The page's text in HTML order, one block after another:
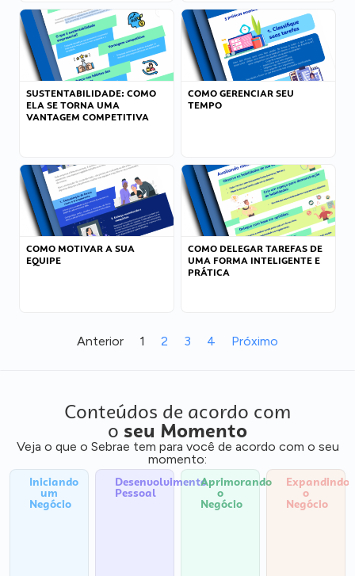
SUSTENTABILIDADE: COMO
ELA SE TORNA UMA
VANTAGEM COMPETITIVA
COMO GERENCIAR SEU
TEMPO
COMO MOTIVAR A SUA
EQUIPE
COMO DELEGAR TAREFAS DE
UMA FORMA INTELIGENTE E
PRÁTICA
Anterior 1 2 3 4 Próximo
Conteúdos de acordo com
o seu Momento
Veja o que o Sebrae tem para você de acordo com o seu
momento:
Iniciando
um
Negócio
Desenvolvimento
Pessoal
Aprimorando
o
Negócio
Expandindo
o
Negócio